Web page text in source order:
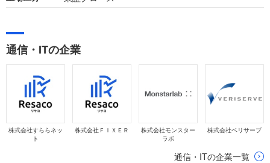
通信・ITの企業
株式会社すららネッ
ト
株式会社ＦＩＸＥＲ
株式会社モンスター
ラボ
株式会社ベリサーブ
通信・ITの企業一覧